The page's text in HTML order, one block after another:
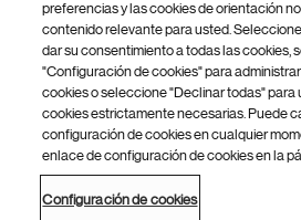
inferior
del
© 2026 Novartis
Política de privacidad Términos de uso
Configuración de cookies
preferencias y las cookies de orientación
contenido relevante para usted.
dar su consentimiento a todas las cookies,
"Configuración de cookies" para
cookies o seleccione "Declinar todas" para
cookies estrictamente necesarias. Puede
configuración de cookies en cualquier
enlace de configuración de cookies en la
Configuración de cookies